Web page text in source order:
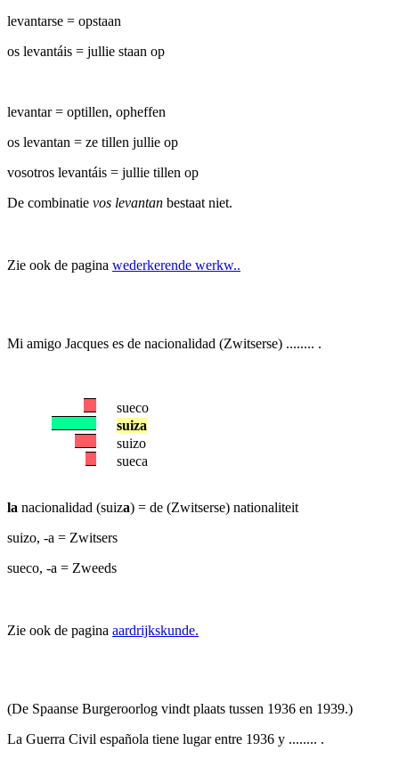
levantarse = opstaan
os levantáis = jullie staan op
levantar = optillen, opheffen
os levantan = ze tillen jullie op
vosotros levantáis = jullie tillen op
De combinatie vos levantan bestaat niet.
Zie ook de pagina wederkerende werkw..
Mi amigo Jacques es de nacionalidad (Zwitserse) ........ .
sueco
suiza
suizo
sueca
la nacionalidad (suiza) = de (Zwitserse) nationaliteit
suizo, -a = Zwitsers
sueco, -a = Zweeds
Zie ook de pagina aardrijkskunde.
(De Spaanse Burgeroorlog vindt plaats tussen 1936 en 1939.)
La Guerra Civil española tiene lugar entre 1936 y ........ .